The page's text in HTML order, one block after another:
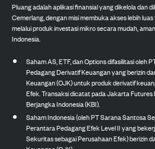
Pluang adalah aplikasi finansial yang dikelola dan
Cemerlang, dengan misi membuka akses lebih
melalui produk investasi mikro secara mudah,
Indonesia.
Saham AS, ETF, dan Options difasilitasi oleh
Pedagang Derivatif Keuangan yang berizin
Keuangan (OJK) untuk produk derivatif
Efek. Transaksi dicatat pada Jakarta Futures
Berjangka Indonesia (KBI).
Saham Indonesia (oleh PT Sarana Santosa
Perantara Pedagang Efek Level II yang
Sekuritas sebagai Perusahaan Efek) berizin